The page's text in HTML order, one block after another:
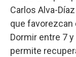
Carlos Alva-
que favorezcan
Dormir entre 7
permite